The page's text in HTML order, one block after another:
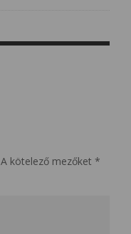
A kötelező mezőket *